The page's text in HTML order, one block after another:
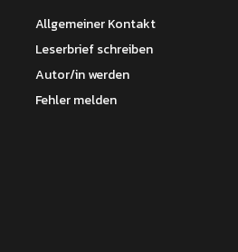
Allgemeiner Kontakt
Leserbrief schreiben
Autor/in werden
Fehler melden